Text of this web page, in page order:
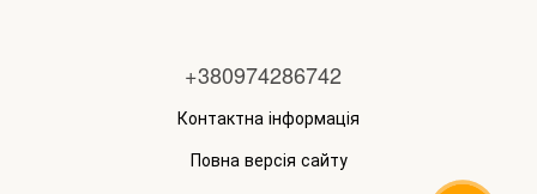
+380974286742
Контактна інформація
Повна версія сайту